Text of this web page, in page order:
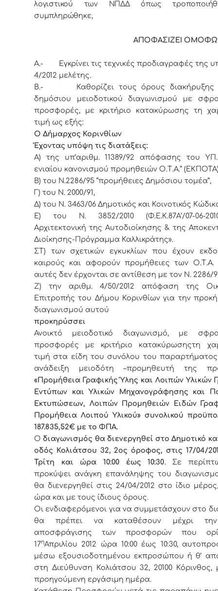
λογιστικού των ΝΠΔΔ όπως
συμπληρώθηκε,
ΑΠΟΦΑΣΙΖΕΙ
Α.-
Εγκρίνει τις τεχνικές προδιαγραφές της
4/2012 μελέτης.
Β.- Καθορίζει τους όρους διακήρυξης
δημόσιου μειοδοτικού διαγωνισμού με
προσφορές, με κριτήριο κατακύρωσης τη
τιμή ως εξής:
Ο Δήμαρχος Κορινθίων
Έχοντας υπόψη τις διατάξεις:
Α) της υπ’αριθμ. 11389/92 απόφασης του
ενιαίου κανονισμού προμηθειών Ο.Τ.Α.”
Β) του Ν.2286/95 “προμήθειες Δημόσιου τομέα”,
Γ) του Ν. 2000/91,
Δ) του Ν. 3463/06 Δημοτικός και Κοινοτικός
Ε) του Ν. 3852/2010 (Φ.Ε.Κ.87Α’/07-06-
Αρχιτεκτονική της Αυτοδιοίκησης & της
Διοίκησης-Πρόγραμμα Καλλικράτης».
ΣΤ) των σχετικών εγκυκλίων που έχουν
καιρούς και αφορούν προμήθειες των Ο.Τ.Α.
αυτές δεν έρχονται σε αντίθεση με τον Ν. 2286/
Ζ) την αριθμ. 4/50/2012 απόφαση της
Επιτροπής του Δήμου Κορινθίων για την
διαγωνισμού αυτού
προκηρύσσει
Ανοικτό μειοδοτικό διαγωνισμό, με
προσφορές με κριτήριο κατακύρωσηςτη
τιμή στα είδη του συνόλου του παραρτήματος
ανάδειξη μειοδότη –προμηθευτή της
«Προμήθεια Γραφικής Ύλης και Λοιπών Υλικών
Εντύπων και Υλικών Μηχανογράφησης και
Εκτυπώσεων, Λοιπών Προμηθειών Ειδών
Προμήθεια Λοιπού Υλικού» συνολικού
187.835,52€ με το ΦΠΑ.
Ο διαγωνισμός θα διενεργηθεί στο Δημοτικό
οδός Κολιάτσου 32, 2ος όροφος, στις 17/04/
Τρίτη και ώρα 10:00 έως 10:30. Σε
προκύψει ανάγκη επανάληψης του
θα διενεργηθεί στις 24/04/2012 στο ίδιο
ώρα και με τους ίδιους όρους.
Οι ενδιαφερόμενοι για να συμμετάσχουν στο
θα πρέπει να καταθέσουν μέχρι
αποσφράγισης των προσφορών που
17ηΑπριλίου 2012 ώρα 10:00 έως 10:30,
μέσω εξουσιοδοτημένου εκπροσώπου ή θ’
στη Διεύθυνση Κολιάτσου 32, 20100 Κόρινθος,
προηγούμενη εργάσιμη ημέρα.